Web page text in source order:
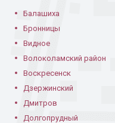
Балашиха
Бронницы
Видное
Волоколамский район
Воскресенск
Дзержинский
Дмитров
Долгопрудный